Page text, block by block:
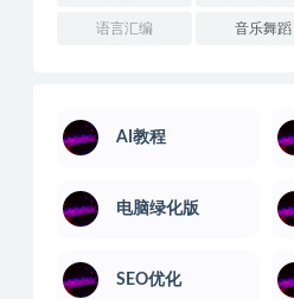
语言汇编 音乐舞蹈
AI教程
电脑绿化版
SEO优化